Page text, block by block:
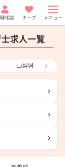
相談 キープ メニュー
求人一覧
山梨県